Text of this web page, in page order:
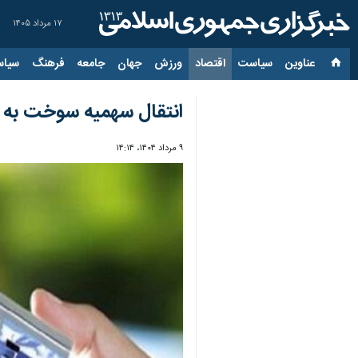
۱۷ مرداد ۱۴۰۵
عناوین‌ سیاست اقتصاد ورزش جهان جامعه فرهنگ
انتقال سهمیه سوخت به
۹ مرداد ۱۴۰۴، ۱۴:۱۴